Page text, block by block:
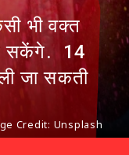
Credit: Unsplash
भी वक्त
सकेंगे. 14
जा सकती